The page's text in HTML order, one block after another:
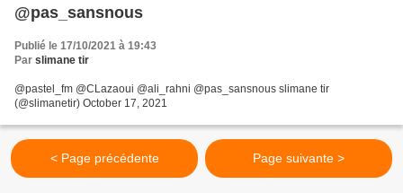
@pas_sansnous
Publié le 17/10/2021 à 19:43
Par slimane tir
@pastel_fm @CLazaoui @ali_rahni @pas_sansnous slimane tir
(@slimanetir) October 17, 2021
< Page précédente Page suivante >